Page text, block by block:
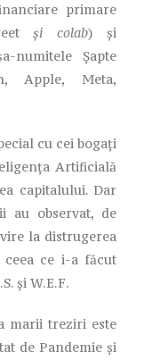
primare
și colab) și
numitele Șapte
Apple, Meta,
cu cei bogați
Artificială
capitalului. Dar
au observat, de
la distrugerea
ce i-a făcut
și W.E.F.
marii treziri este
de Pandemie și